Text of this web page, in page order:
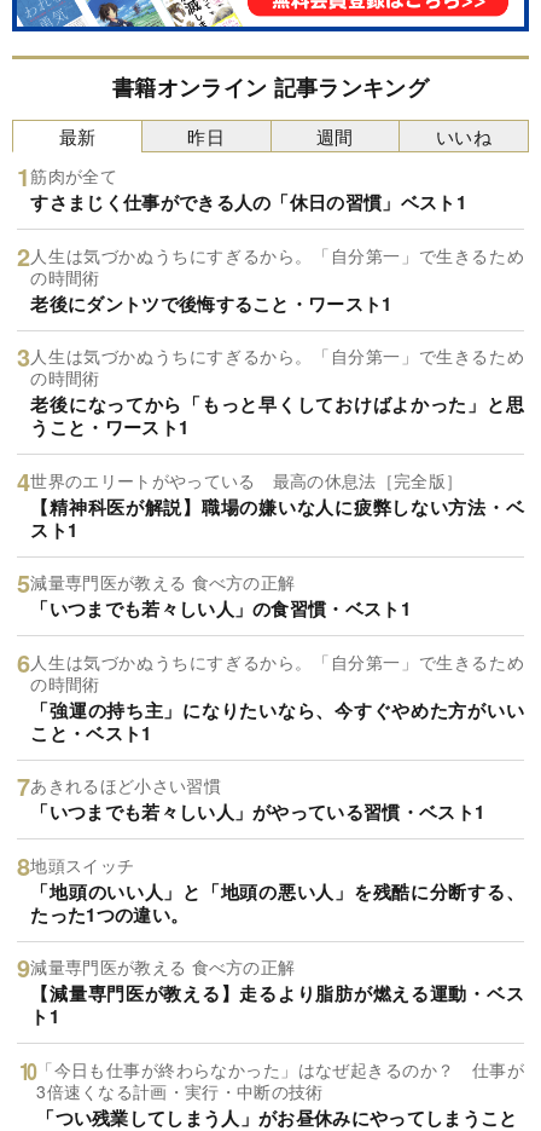
書籍オンライン 記事ランキング
最新
筋肉が全て
すさまじく仕事ができる人の「休日の習慣」ベスト1
人生は気づかぬうちにすぎるから。「自分第一」で生きるため
の時間術
老後にダントツで後悔すること・ワースト1
人生は気づかぬうちにすぎるから。「自分第一」で生きるため
の時間術
老後になってから「もっと早くしておけばよかった」と思
うこと・ワースト1
世界のエリートがやっている 最高の休息法［完全版］
【精神科医が解説】職場の嫌いな人に疲弊しない方法・ベ
スト1
減量専門医が教える 食べ方の正解
「いつまでも若々しい人」の食習慣・ベスト1
人生は気づかぬうちにすぎるから。「自分第一」で生きるため
の時間術
「強運の持ち主」になりたいなら、今すぐやめた方がいい
こと・ベスト1
あきれるほど小さい習慣
「いつまでも若々しい人」がやっている習慣・ベスト1
地頭スイッチ
「地頭のいい人」と「地頭の悪い人」を残酷に分断する、
たった1つの違い。
減量専門医が教える 食べ方の正解
【減量専門医が教える】走るより脂肪が燃える運動・ベス
ト1
「今日も仕事が終わらなかった」はなぜ起きるのか？ 仕事が
3倍速くなる計画・実行・中断の技術
「つい残業してしまう人」がお昼休みにやってしまうこと
昨日 週間 いいね